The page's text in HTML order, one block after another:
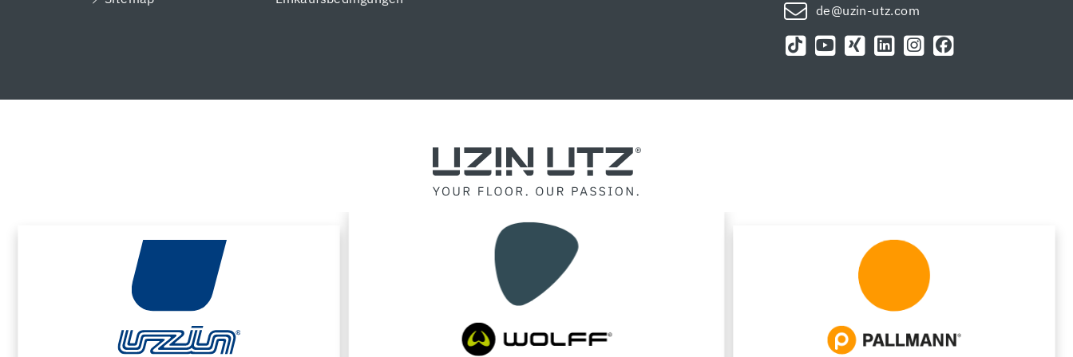
de@uzin-utz.com